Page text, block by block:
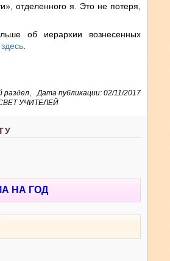
отделенного я. Это не потеря,
об иерархии вознесенных
здесь
Дата публикации: 02/11/2017
раздел
УЧИТЕЛЕЙ
НА ГОД